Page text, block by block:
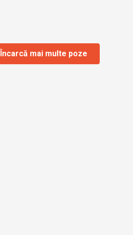
Încarcă mai multe poze